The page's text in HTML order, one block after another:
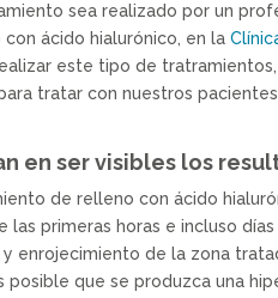
sea realizado por un
ácido hialurónico, en la
este tipo de
tratar con nuestros
en ser visibles los
de relleno con ácido
las primeras horas e incluso
enrojecimiento de la zona
posible que se produzca una